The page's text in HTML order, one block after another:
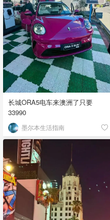
长城ORA5电车来澳洲了只要
33990
墨尔本生活指南